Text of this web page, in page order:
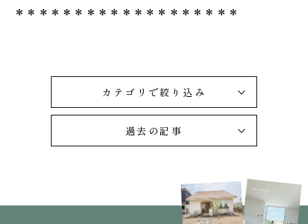
＊＊＊＊＊＊＊＊＊＊＊＊＊＊＊＊＊＊＊
カテゴリで絞り込み
過去の記事